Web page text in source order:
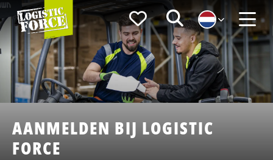
Logistic
Force
FavorietenZoeken
Menu
AANMELDEN BIJ LOGISTIC
FORCE